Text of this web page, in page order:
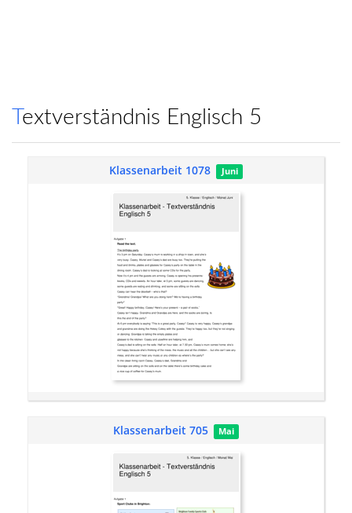
Textverständnis Englisch 5
Klassenarbeit 1078 Juni
Klassenarbeit 705 Mai